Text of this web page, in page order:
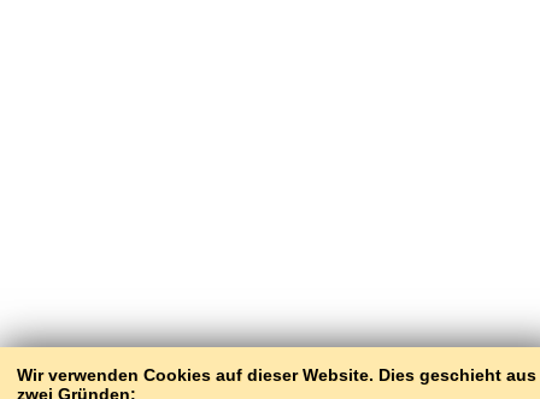
Wir verwenden Cookies auf dieser Website. Dies geschieht aus
zwei Gründen: